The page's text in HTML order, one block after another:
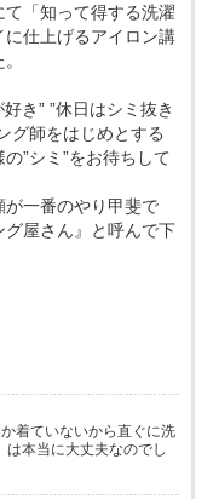
「知って得する洗濯
仕上げるアイロン講
き” ”休日はシミ抜き
グ師をはじめとする
”シミ”をお待ちして
が一番のやり甲斐で
屋さん』と呼んで下
着ていないから直ぐに洗
は本当に大丈夫なのでし